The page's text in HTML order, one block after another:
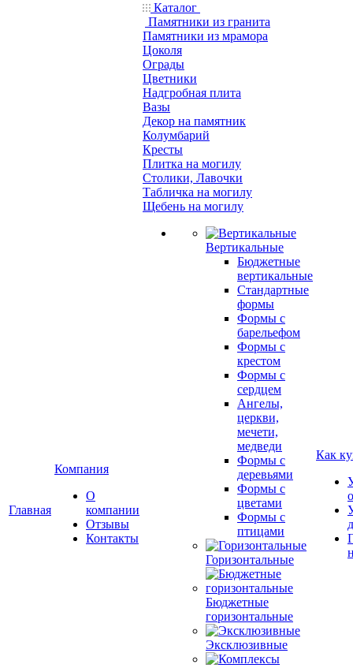
Главная
Компания
О
компании
Отзывы
Контакты
Каталог
Памятники из гранита
Памятники из мрамора
Цоколя
Ограды
Цветники
Надгробная плита
Вазы
Декор на памятник
Колумбарий
Кресты
Плитка на могилу
Столики, Лавочки
Табличка на могилу
Щебень на могилу
Вертикальные
Бюджетные
вертикальные
Стандартные
формы
Формы с
барельефом
Формы с
крестом
Формы с
сердцем
Ангелы,
церкви,
мечети,
медведи
Формы с
деревьями
Формы с
цветами
Формы с
птицами
Горизонтальные
Бюджетные
горизонтальные
Эксклюзивные
Как